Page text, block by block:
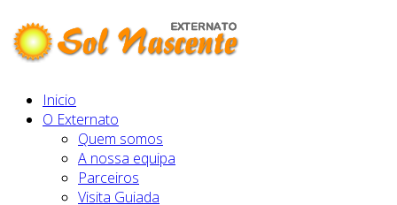
Inicio
O Externato
Quem somos
A nossa equipa
Parceiros
Visita Guiada